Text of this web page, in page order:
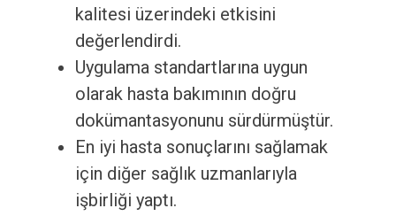
kalitesi üzerindeki etkisini
değerlendirdi.
Uygulama standartlarına uygun
olarak hasta bakımının doğru
dokümantasyonunu sürdürmüştür.
En iyi hasta sonuçlarını sağlamak
için diğer sağlık uzmanlarıyla
işbirliği yaptı.